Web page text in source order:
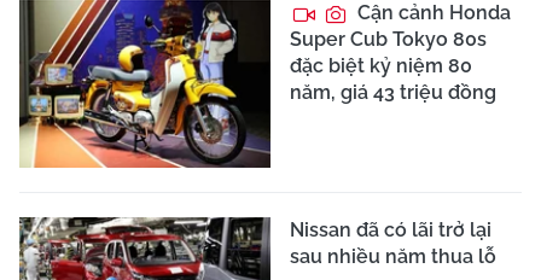
Cận cảnh Honda
Super Cub Tokyo 80s
đặc biệt kỷ niệm 80
năm, giá 43 triệu đồng
Nissan đã có lãi trở lại
sau nhiều năm thua lỗ